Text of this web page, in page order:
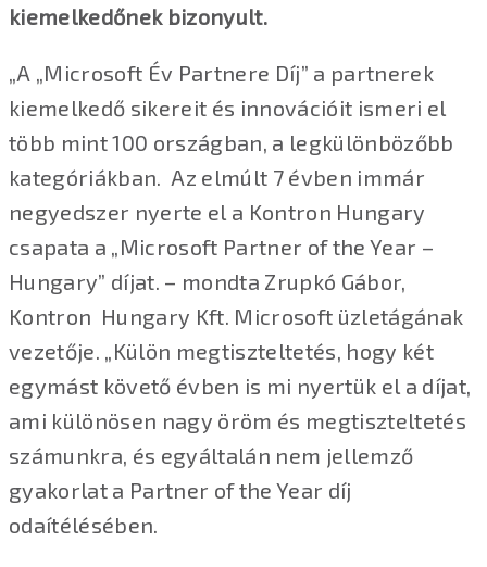
kiemelkedőnek bizonyult.
„A „Microsoft Év Partnere Díj” a partnerek
kiemelkedő sikereit és innovációit ismeri el
több mint 100 országban, a legkülönbözőbb
kategóriákban. Az elmúlt 7 évben immár
negyedszer nyerte el a Kontron Hungary
csapata a „Microsoft Partner of the Year –
Hungary” díjat. – mondta Zrupkó Gábor,
Kontron Hungary Kft. Microsoft üzletágának
vezetője. „Külön megtiszteltetés, hogy két
egymást követő évben is mi nyertük el a díjat,
ami különösen nagy öröm és megtiszteltetés
számunkra, és egyáltalán nem jellemző
gyakorlat a Partner of the Year díj
odaítélésében.